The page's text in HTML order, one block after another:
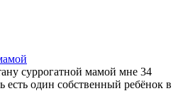
суррогатной мамой мне 34
есть один собственный ребёнок в